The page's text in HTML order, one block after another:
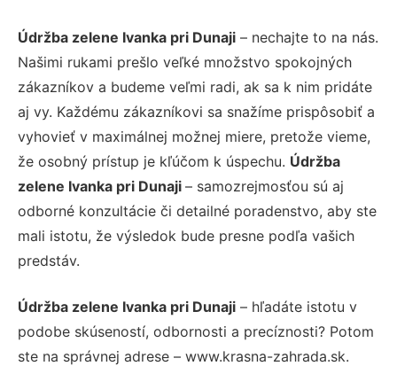
Údržba zelene Ivanka pri Dunaji – nechajte to na nás.
Našimi rukami prešlo veľké množstvo spokojných
zákazníkov a budeme veľmi radi, ak sa k nim pridáte
aj vy. Každému zákazníkovi sa snažíme prispôsobiť a
vyhovieť v maximálnej možnej miere, pretože vieme,
že osobný prístup je kľúčom k úspechu. Údržba
zelene Ivanka pri Dunaji – samozrejmosťou sú aj
odborné konzultácie či detailné poradenstvo, aby ste
mali istotu, že výsledok bude presne podľa vašich
predstáv.
Údržba zelene Ivanka pri Dunaji – hľadáte istotu v
podobe skúseností, odbornosti a precíznosti? Potom
ste na správnej adrese – www.krasna-zahrada.sk.